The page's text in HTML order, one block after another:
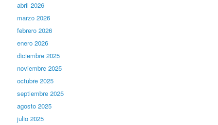
abril 2026
marzo 2026
febrero 2026
enero 2026
diciembre 2025
noviembre 2025
octubre 2025
septiembre 2025
agosto 2025
julio 2025